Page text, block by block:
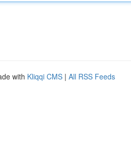
with Kliqqi CMS | All RSS Feeds